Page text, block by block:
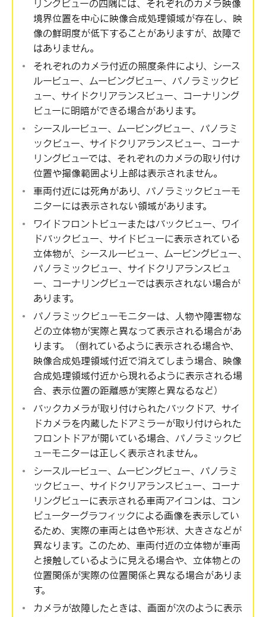
リングビューの四隅には、それぞれのカメラ映像
境界位置を中心に映像合成処理領域が存在し、映
像の鮮明度が低下することがありますが、故障で
はありません。
それぞれのカメラ付近の照度条件により、シース
ルービュー、ムービングビュー、パノラミックビ
ュー、サイドクリアランスビュー、コーナリング
ビューに明暗ができる場合があります。
シースルービュー、ムービングビュー、パノラミ
ックビュー、サイドクリアランスビュー、コーナ
リングビューでは、それぞれのカメラの取り付け
位置や撮像範囲より上部は表示されません。
車両付近には死角があり、パノラミックビューモ
ニターには表示されない領域があります。
ワイドフロントビューまたはバックビュー、ワイ
ドバックビュー、サイドビューに表示されている
立体物が、シースルービュー、ムービングビュー、
パノラミックビュー、サイドクリアランスビュ
ー、コーナリングビューでは表示されない場合が
あります。
パノラミックビューモニターは、人物や障害物な
どの立体物が実際と異なって表示される場合があ
ります。（倒れているように表示される場合や、
映像合成処理領域付近で消えてしまう場合、映像
合成処理領域付近から現れるように表示される場
合、表示位置の距離感が実際と異なるなど）
バックカメラが取り付けられたバックドア、サイ
ドカメラを内蔵したドアミラーが取り付けられた
フロントドアが開いている場合、パノラミックビ
ューモニターは正しく表示されません。
シースルービュー、ムービングビュー、パノラミ
ックビュー、サイドクリアランスビュー、コーナ
リングビューに表示される車両アイコンは、コン
ピューターグラフィックによる画像を表示してい
るため、実際の車両とは色や形状、大きさなどが
異なります。このため、車両付近の立体物が車両
と接触しているように見える場合や、立体物との
位置関係が実際の位置関係と異なる場合がありま
す。
カメラが故障したときは、画面が次のように表示